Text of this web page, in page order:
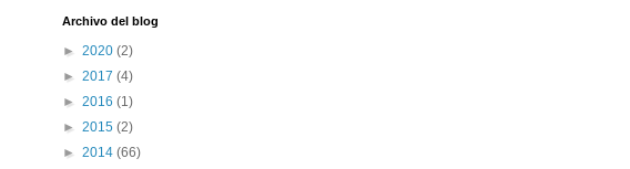
Archivo del blog
► 2020 (2)
► 2017 (4)
► 2016 (1)
► 2015 (2)
► 2014 (66)